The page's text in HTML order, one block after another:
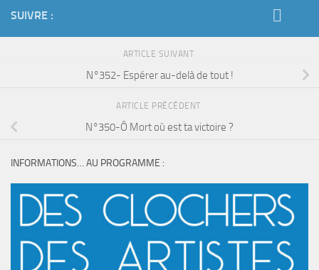
SUIVRE :
ARTICLE SUIVANT
N°352- Espérer au-delà de tout !
ARTICLE PRÉCÉDENT
N°350-Ô Mort où est ta victoire ?
INFORMATIONS… AU PROGRAMME :